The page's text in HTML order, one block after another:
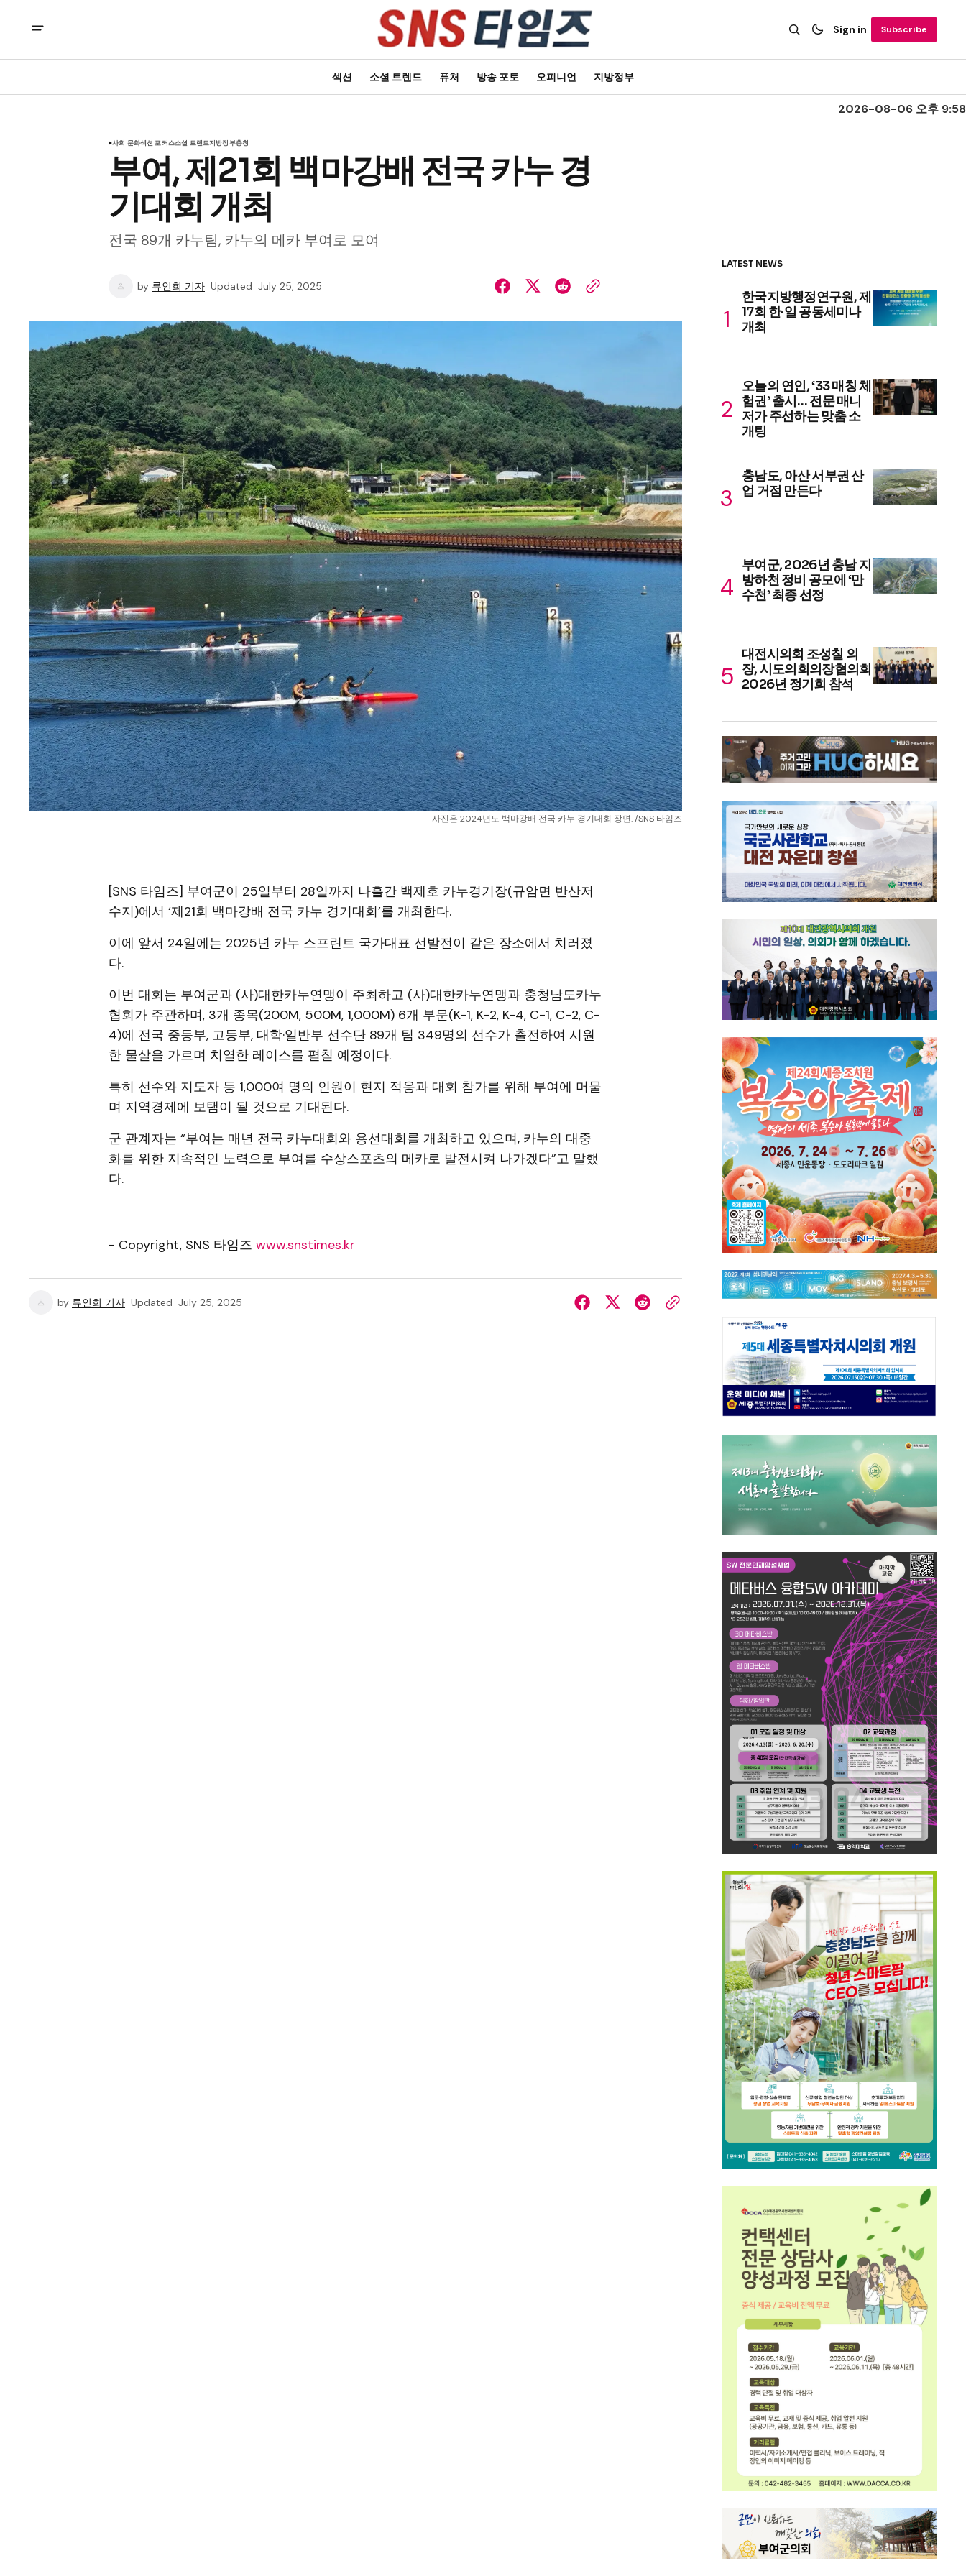
Sign in Subscribe
섹션 소셜 트렌드 퓨처 방송 포토 오피니언 지방정부
2026-08-06 오후 9:58
사회 문화섹션 포커스소셜 트렌드지방정부충청
부여, 제21회 백마강배 전국 카누 경
기대회 개최
전국 89개 카누팀, 카누의 메카 부여로 모여
by 류인희 기자 Updated July 25, 2025
사진은 2024년도 백마강배 전국 카누 경기대회 장면. /SNS 타임즈
[SNS 타임즈] 부여군이 25일부터 28일까지 나흘간 백제호 카누경기장(규암면 반산저
수지)에서 ‘제21회 백마강배 전국 카누 경기대회’를 개최한다.
이에 앞서 24일에는 2025년 카누 스프린트 국가대표 선발전이 같은 장소에서 치러졌
다.
이번 대회는 부여군과 (사)대한카누연맹이 주최하고 (사)대한카누연맹과 충청남도카누
협회가 주관하며, 3개 종목(200M, 500M, 1,000M) 6개 부문(K-1, K-2, K-4, C-1, C-2, C-
4)에 전국 중등부, 고등부, 대학·일반부 선수단 89개 팀 349명의 선수가 출전하여 시원
한 물살을 가르며 치열한 레이스를 펼칠 예정이다.
특히 선수와 지도자 등 1,000여 명의 인원이 현지 적응과 대회 참가를 위해 부여에 머물
며 지역경제에 보탬이 될 것으로 기대된다.
군 관계자는 “부여는 매년 전국 카누대회와 용선대회를 개최하고 있으며, 카누의 대중
화를 위한 지속적인 노력으로 부여를 수상스포츠의 메카로 발전시켜 나가겠다”고 말했
다.
- Copyright, SNS 타임즈 www.snstimes.kr
by 류인희 기자 Updated July 25, 2025
LATEST NEWS
한국지방행정연구원, 제
17회 한·일 공동세미나
개최
오늘의 연인, ‘33 매칭 체
험권’ 출시… 전문 매니
저가 주선하는 맞춤 소
개팅
충남도, 아산 서부권 산
업 거점 만든다
부여군, 2026년 충남 지
방하천 정비 공모에 ‘만
수천’ 최종 선정
대전시의회 조성칠 의
장, 시도의회의장협의회
2026년 정기회 참석